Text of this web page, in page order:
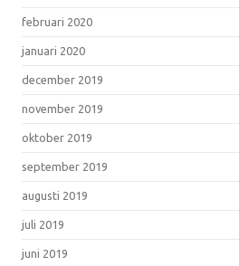
februari 2020
januari 2020
december 2019
november 2019
oktober 2019
september 2019
augusti 2019
juli 2019
juni 2019